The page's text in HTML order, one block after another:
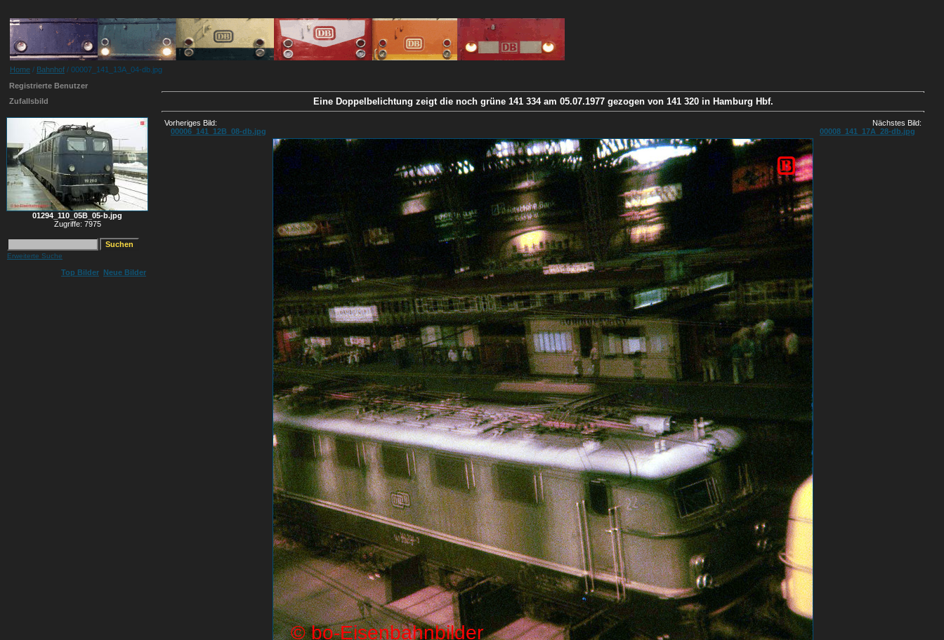
Home / Bahnhof / 00007_141_13A_04-db.jpg
Registrierte Benutzer
Zufallsbild
01294_110_05B_05-b.jpg
Zugriffe: 7975
Erweiterte Suche
Top Bilder Neue Bilder
Eine Doppelbelichtung zeigt die noch grüne 141 334 am 05.07.1977 gezogen von 141 320 in Hamburg Hbf.
Vorheriges Bild:
00006_141_12B_08-db.jpg
Nächstes Bild:
00008_141_17A_28-db.jpg